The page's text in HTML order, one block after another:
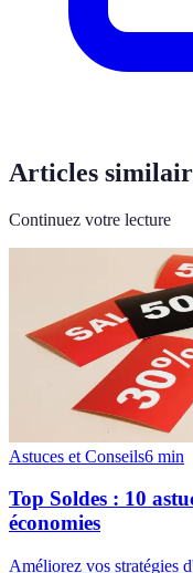
Articles
Continuez votre lecture
Astuces et Conseils6 min
Top Soldes : 10
économies
Améliorez vos stratégies